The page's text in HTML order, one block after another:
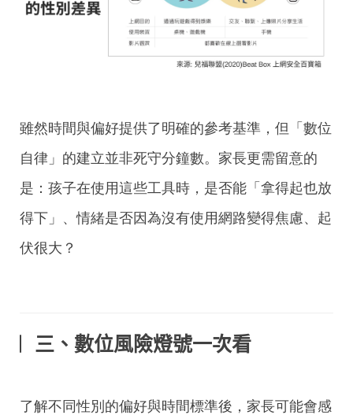
雖然時間與偏好提供了明確的參考基準，但「數位
自律」的建立並非死守分鐘數。家長更需留意的
是：孩子在使用這些工具時，是否能「拿得起也放
得下」、情緒是否因為沒有使用網路變得焦慮、起
伏很大？
三、 數位風險燈號一次看
了解不同性別的偏好與時間標準後，家長可能會感